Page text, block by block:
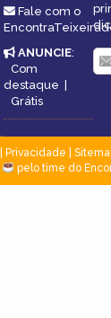
Fale com o
ANUNCIE:
Com
destaque
Grátis
Privacidade
pelo time do